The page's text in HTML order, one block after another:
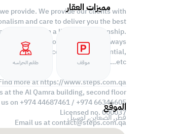
provide. We provide our clients with
and care to deliver you the best
and obtain a lifetime relationship.
located all around Qatar. We always
looking for offices, shops, residential,
warehouses…etc.
more at https://www.steps.com.qa
at the Al Qamra building, second floor.
on +974 44687461 / +974 66346605.
Licensed no. 000037
Email us atcontact@steps.com.qa
مميزات العقار
موقف طقم الحراسه
الموقع
قطر, الضعاين,لوسيل